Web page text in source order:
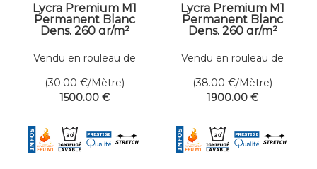
Lycra Premium M1
Permanent Blanc
Dens. 260 gr/m²
Vendu en rouleau de
(30.00 €/Mètre)
1500.00 €
Lycra Premium M1
Permanent Blanc
Dens. 260 gr/m²
Vendu en rouleau de
(38.00 €/Mètre)
1900.00 €